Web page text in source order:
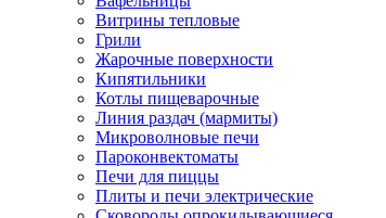
Витрины тепловые
Грили
Жарочные поверхности
Кипятильники
Котлы пищеварочные
Линия раздач (мармиты)
Микроволновые печи
Пароконвектоматы
Печи для пиццы
Плиты и печи электрические